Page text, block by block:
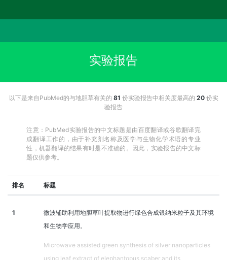
实验报告
以下是来自PubMed的与地胆草有关的 81 份实验报告中相关度最高的 20份实
验报告
注意：PubMed实验报告的中文标题是由百度翻译或谷歌翻译完
成翻译工作的，由于补充剂名称及医学与生物化学术语的专业
性，机器翻译的结果有时是不准确的。因此，实验报告的中文标
题仅供参考。
排名 标题
1
微波辅助利用地胆草叶提取物进行绿色合成银纳米粒子及其环境
和生物学应用。
Microwave assisted green synthesis of silver nanoparticles
using leaf extract of elephantopus scaber and its